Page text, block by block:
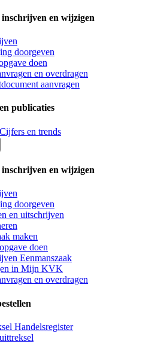
en wijzigen
doorgeven
doen
en overdragen
aanvragen
publicaties
en trends
en wijzigen
doorgeven
en uitschrijven
maken
doen
Eenmanszaak
in Mijn KVK
en overdragen
Handelsregister